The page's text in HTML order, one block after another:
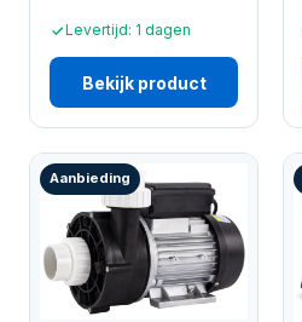
Levertijd: 1 dagen
Bekijk product
Aanbieding